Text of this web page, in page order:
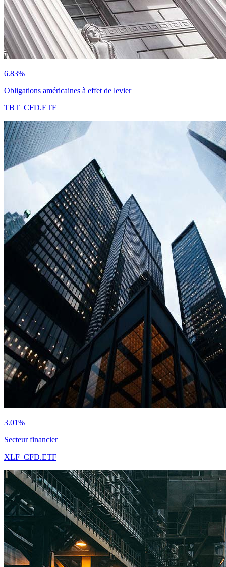
6.83%
Obligations américaines à effet de levier
TBT_CFD.ETF
3.01%
Secteur financier
XLF_CFD.ETF